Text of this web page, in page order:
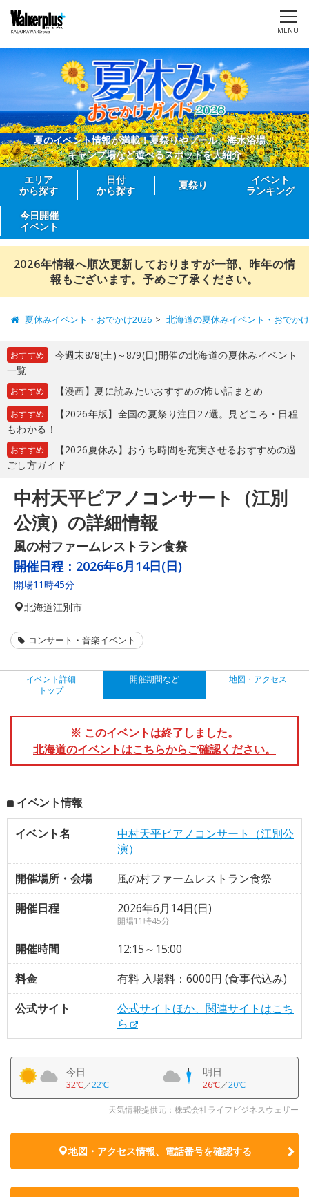
MENU
夏のイベント情報が満載！夏祭りやプール、海水浴場、
キャンプ場など遊べるスポットを大紹介
エリア
から探す
日付
から探す
夏祭り
イベント
ランキング
今日開催
イベント
2026年情報へ順次更新しておりますが一部、昨年の情
報もございます。予めご了承ください。
夏休みイベント・おでかけ2026 北海道の夏休みイベント・おでか
おすすめ
今週末8/8(土)～8/9(日)開催の北海道の夏休みイベント
一覧
おすすめ 【漫画】夏に読みたいおすすめの怖い話まとめ
おすすめ
【2026年版】全国の夏祭り注目27選。見どころ・日程
もわかる！
おすすめ
【2026夏休み】おうち時間を充実させるおすすめの過
ごし方ガイド
中村天平ピアノコンサート（江別
公演）の詳細情報
風の村ファームレストラン食祭
開催日程： 2026年6月14日(日)
開場11時45分
北海道江別市
コンサート・音楽イベント
イベント詳細
トップ
開催期間など 地図・アクセス
※ このイベントは終了しました。
北海道のイベントはこちらからご確認ください。
イベント情報
イベント名
中村天平ピアノコンサート（江別公
演）
開催場所・会場
風の村ファームレストラン食祭
開催日程
2026年6月14日(日)
開場11時45分
開催時間
12:15～15:00
料金
有料 入場料：6000円 (食事代込み)
公式サイト
公式サイトほか、関連サイトはこち
ら
今日
32℃／22℃
明日
26℃／20℃
天気情報提供元：株式会社ライフビジネスウェザー
地図・アクセス情報、電話番号を確認する